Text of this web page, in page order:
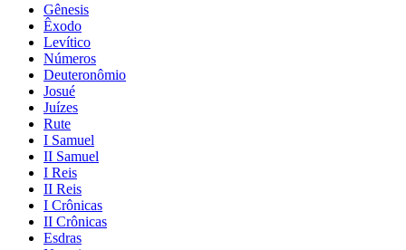
Gênesis
Êxodo
Levítico
Números
Deuteronômio
Josué
Juízes
Rute
I Samuel
II Samuel
I Reis
II Reis
I Crônicas
II Crônicas
Esdras